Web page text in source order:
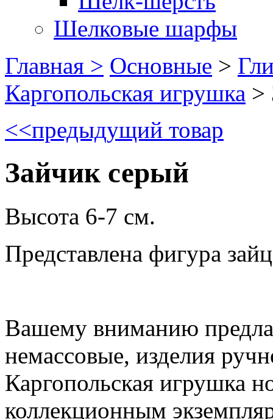
Шелковые шарфы
Главная > Основные >
Каргопольская игрушка >
<<предыдущий товар
Зайчик серый
Высота 6-7 см.
Представлена фигура
Вашему вниманию
немассовые, изделия
Каргопольская игрушка
коллекционным